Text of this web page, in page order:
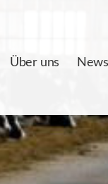
Über uns News